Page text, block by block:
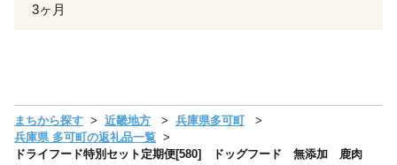
3ヶ月
まちから探す 近畿地方
兵庫県多可町
兵庫県 多可町の返礼品一覧
ドライフード特別セット定期便[580] ドッグフード 無添加 鹿肉